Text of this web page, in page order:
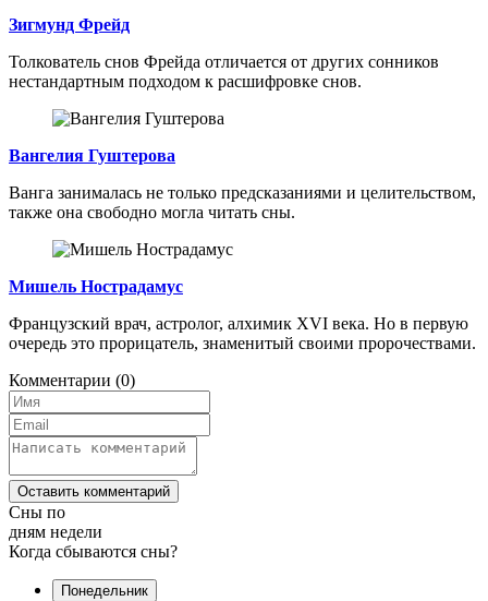
Зигмунд Фрейд
Толкователь снов Фрейда отличается от других сонников
нестандартным подходом к расшифровке снов.
Вангелия Гуштерова
Ванга занималась не только предсказаниями и целительством,
также она свободно могла читать сны.
Мишель Нострадамус
Французский врач, астролог, алхимик XVI века. Но в первую
очередь это прорицатель, знаменитый своими пророчествами.
Комментарии (0)
Оставить комментарий
Сны по
дням недели
Когда сбываются сны?
Понедельник